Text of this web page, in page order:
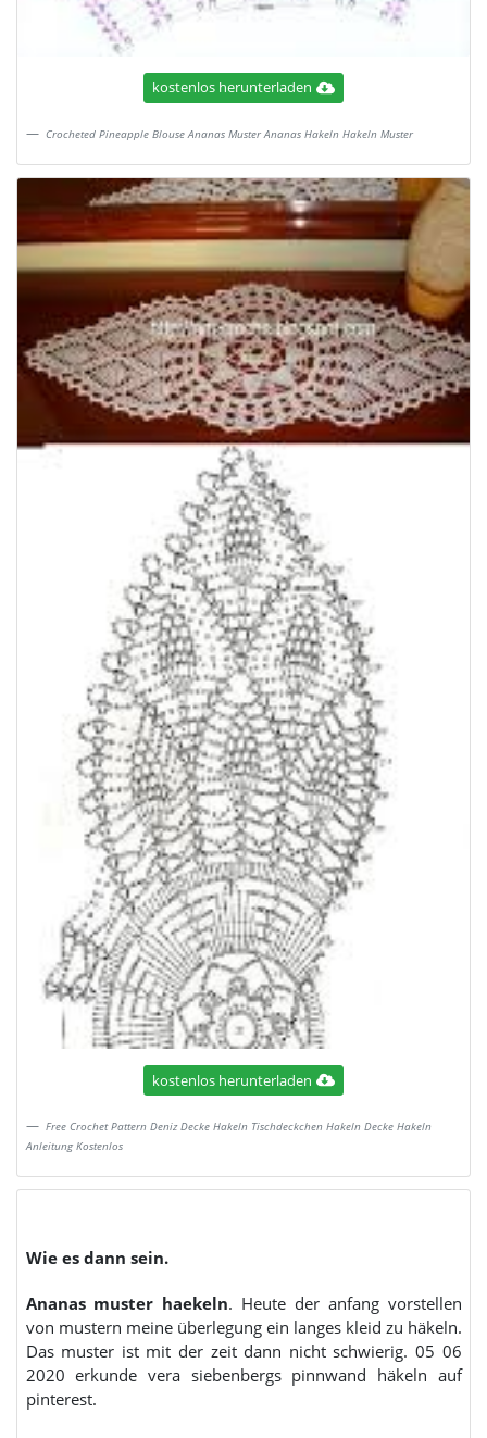
kostenlos herunterladen
Crocheted Pineapple Blouse Ananas Muster Ananas Hakeln Hakeln Muster
kostenlos herunterladen
Free Crochet Pattern Deniz Decke Hakeln Tischdeckchen Hakeln Decke Hakeln
Anleitung Kostenlos
Wie es dann sein.
Ananas muster haekeln. Heute der anfang vorstellen
von mustern meine überlegung ein langes kleid zu häkeln.
Das muster ist mit der zeit dann nicht schwierig. 05 06
2020 erkunde vera siebenbergs pinnwand häkeln auf
pinterest.